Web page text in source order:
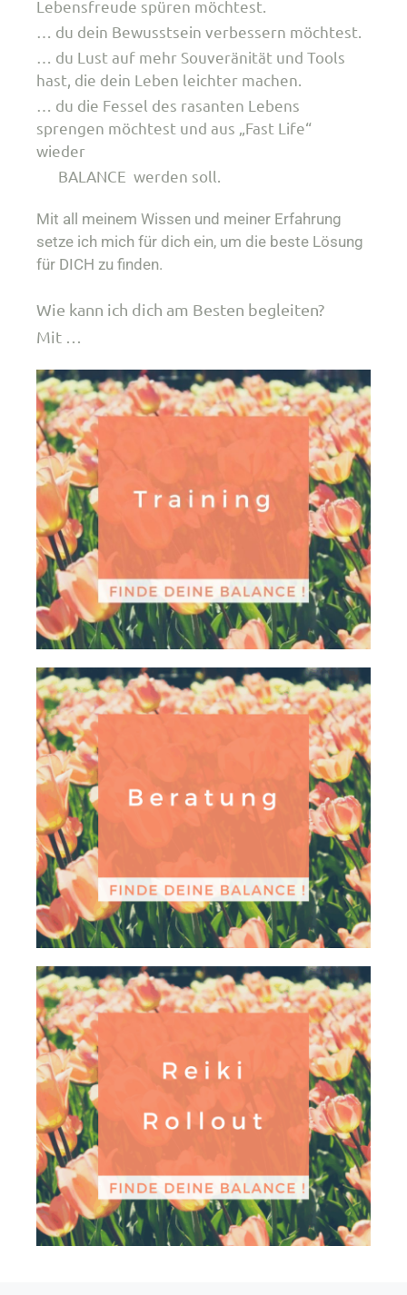
Lebensfreude spüren möchtest.
… du dein Bewusstsein verbessern möchtest.
… du Lust auf mehr Souveränität und Tools
hast, die dein Leben leichter machen.
… du die Fessel des rasanten Lebens
sprengen möchtest und aus „Fast Life“
wieder
BALANCE werden soll.
Mit all meinem Wissen und meiner Erfahrung
setze ich mich für dich ein, um die beste Lösung
für DICH zu finden.
Wie kann ich dich am Besten begleiten?
Mit …